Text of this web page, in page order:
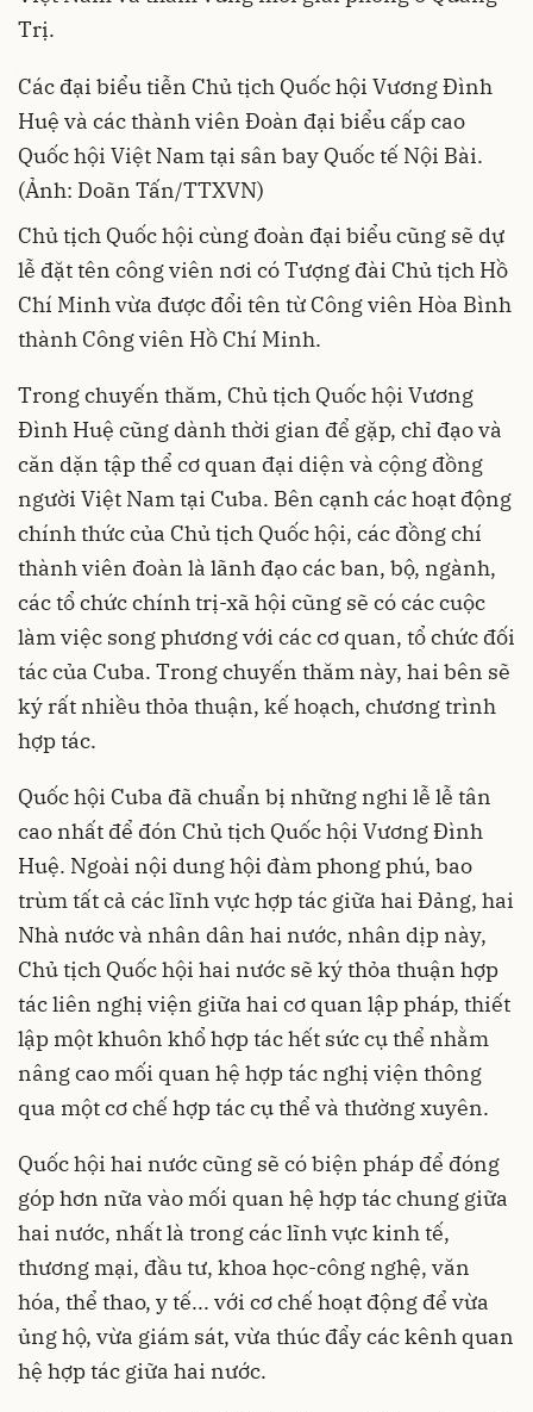
Trị.
Các đại biểu tiễn Chủ tịch Quốc hội Vương Đình
Huệ và các thành viên Đoàn đại biểu cấp cao
Quốc hội Việt Nam tại sân bay Quốc tế Nội Bài.
(Ảnh: Doãn Tấn/TTXVN)
Chủ tịch Quốc hội cùng đoàn đại biểu cũng sẽ dự
lễ đặt tên công viên nơi có Tượng đài Chủ tịch Hồ
Chí Minh vừa được đổi tên từ Công viên Hòa Bình
thành Công viên Hồ Chí Minh.
Trong chuyến thăm, Chủ tịch Quốc hội Vương
Đình Huệ cũng dành thời gian để gặp, chỉ đạo và
căn dặn tập thể cơ quan đại diện và cộng đồng
người Việt Nam tại Cuba. Bên cạnh các hoạt động
chính thức của Chủ tịch Quốc hội, các đồng chí
thành viên đoàn là lãnh đạo các ban, bộ, ngành,
các tổ chức chính trị-xã hội cũng sẽ có các cuộc
làm việc song phương với các cơ quan, tổ chức đối
tác của Cuba. Trong chuyến thăm này, hai bên sẽ
ký rất nhiều thỏa thuận, kế hoạch, chương trình
hợp tác.
Quốc hội Cuba đã chuẩn bị những nghi lễ lễ tân
cao nhất để đón Chủ tịch Quốc hội Vương Đình
Huệ. Ngoài nội dung hội đàm phong phú, bao
trùm tất cả các lĩnh vực hợp tác giữa hai Đảng, hai
Nhà nước và nhân dân hai nước, nhân dịp này,
Chủ tịch Quốc hội hai nước sẽ ký thỏa thuận hợp
tác liên nghị viện giữa hai cơ quan lập pháp, thiết
lập một khuôn khổ hợp tác hết sức cụ thể nhằm
nâng cao mối quan hệ hợp tác nghị viện thông
qua một cơ chế hợp tác cụ thể và thường xuyên.
Quốc hội hai nước cũng sẽ có biện pháp để đóng
góp hơn nữa vào mối quan hệ hợp tác chung giữa
hai nước, nhất là trong các lĩnh vực kinh tế,
thương mại, đầu tư, khoa học-công nghệ, văn
hóa, thể thao, y tế... với cơ chế hoạt động để vừa
ủng hộ, vừa giám sát, vừa thúc đẩy các kênh quan
hệ hợp tác giữa hai nước.